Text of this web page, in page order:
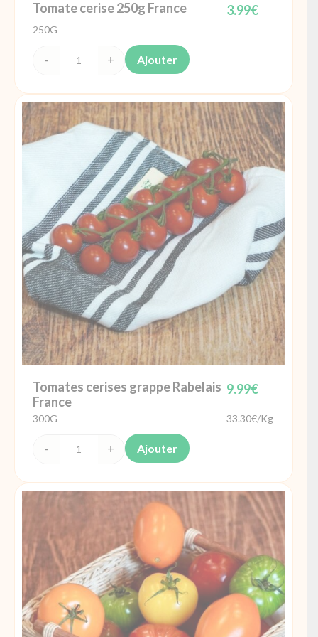
Tomate cerise 250g France 3.99€
250G
quantité
Tomate
cerise
250g
France
Ajouter
Tomates cerises grappe Rabelais
France
9.99€
300G 33.30€/Kg
quantité
Tomates
grappe
Rabelais
France
Ajouter